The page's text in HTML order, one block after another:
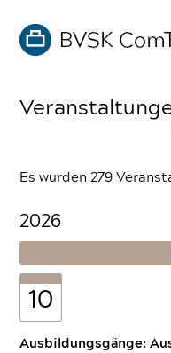
Es wurden 279
2026
10
Ausbildungsgänge: